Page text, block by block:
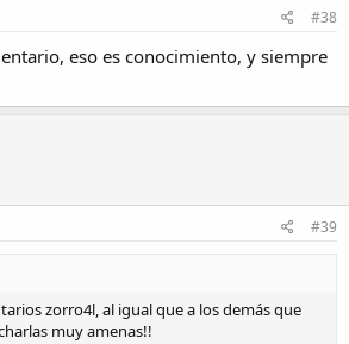
#38
eso es conocimiento, y siempre
#39
zorro4l, al igual que a los demás que
muy amenas!!